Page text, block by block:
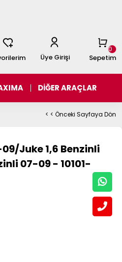
Sepetim
0
Üye Girişi
DİĞER ARAÇLAR
< < Önceki Sayfaya Dön
Juke 1,6 Benzinli
07-09 - 10101-